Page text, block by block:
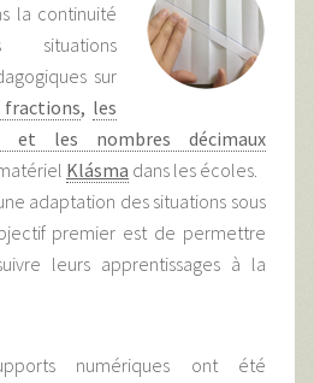
la continuité
situations
sur
fractions, les
et les nombres décimaux
Klásma dans les écoles.
adaptation des situations sous
premier est de permettre
leurs apprentissages à la
numériques ont été